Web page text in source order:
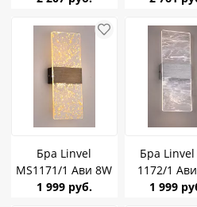
Бра Linvel
MS1171/1 Ави 8W
Бронза 3000-6500K
1 999 руб.
Бра Linvel
1172/1
Серебро
1 999